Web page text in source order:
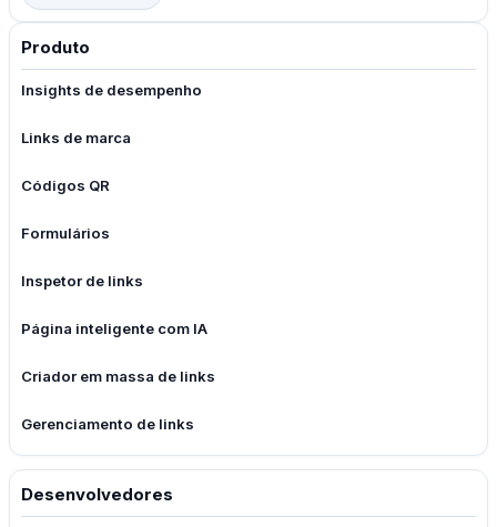
Produto
Insights de desempenho
Links de marca
Códigos QR
Formulários
Inspetor de links
Página inteligente com IA
Criador em massa de links
Gerenciamento de links
Desenvolvedores